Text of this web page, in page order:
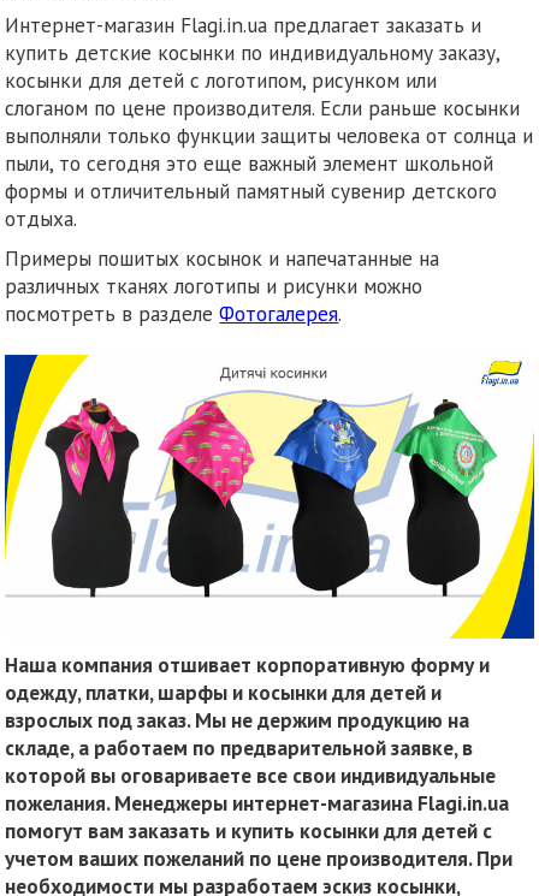
Интернет-магазин Flagi.in.ua предлагает заказать и
купить детские косынки по индивидуальному заказу,
косынки для детей с логотипом, рисунком или
слоганом по цене производителя. Если раньше косынки
выполняли только функции защиты человека от солнца и
пыли, то сегодня это еще важный элемент школьной
формы и отличительный памятный сувенир детского
отдыха.
Примеры пошитых косынок и напечатанные на
различных тканях логотипы и рисунки можно
посмотреть в разделеФотогалерея.
Наша компания отшивает корпоративную форму и
одежду, платки, шарфы и косынки для детей и
взрослых под заказ. Мы не держим продукцию на
складе, а работаем по предварительной заявке, в
которой вы оговариваете все свои индивидуальные
пожелания. Менеджеры интернет-магазина Flagi.in.ua
помогут вам заказать и купить косынки для детей с
учетом ваших пожеланий по цене производителя. При
необходимости мы разработаем эскиз косынки,